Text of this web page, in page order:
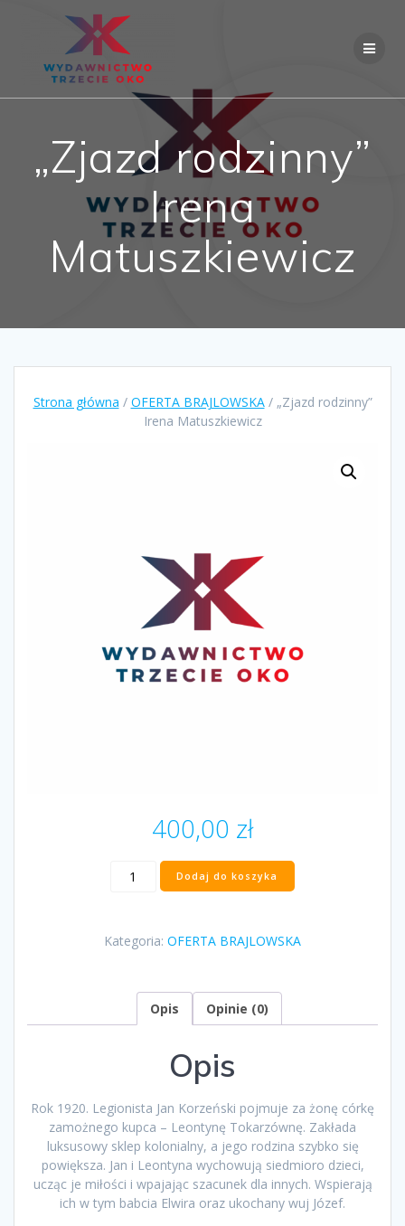
„Zjazd rodzinny”
Irena
Matuszkiewicz
Strona główna / OFERTA BRAJLOWSKA/ „Zjazd rodzinny”
Irena Matuszkiewicz
400,00 zł
ilość
„Zjazd
Matuszkiewicz
Dodaj do koszyka
Kategoria: OFERTA BRAJLOWSKA
Opis Opinie (0)
Opis
Rok 1920. Legionista Jan Korzeński pojmuje za żonę córkę
zamożnego kupca – Leontynę Tokarzównę. Zakłada
luksusowy sklep kolonialny, a jego rodzina szybko się
powiększa. Jan i Leontyna wychowują siedmioro dzieci,
ucząc je miłości i wpajając szacunek dla innych. Wspierają
ich w tym babcia Elwira oraz ukochany wuj Józef.